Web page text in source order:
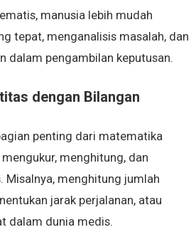
manusia lebih mudah
tepat, menganalisis masalah, dan
dalam pengambilan keputusan.
dengan Bilangan
penting dari matematika
menghitung, dan
Misalnya, menghitung jumlah
jarak perjalanan, atau
dalam dunia medis.